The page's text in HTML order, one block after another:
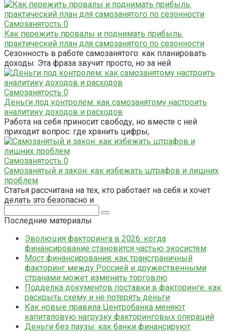
Самозанятость 0
Как пережить провалы и поднимать прибыль:
практический план для самозанятого по сезонности
Сезонность в работе самозанятого: как планировать
доходы. Эта фраза звучит просто, но за ней
Самозанятость 0
Деньги под контролем: как самозанятому настроить
аналитику доходов и расходов
Работа на себя приносит свободу, но вместе с ней
приходит вопрос: где хранить цифры,
Самозанятость 0
Самозанятый и закон: как избежать штрафов и лишних
проблем
Статья рассчитана на тех, кто работает на себя и хочет
делать это безопасно и
Последние материалы
Эволюция факторинга в 2026: когда
финансирование становится частью экосистем
Мост финансирования: как трансграничный
факторинг между Россией и дружественными
странами может изменить торговлю
Подделка документов поставки в факторинге: как
раскрыть схему и не потерять деньги
Как новые правила Центробанка меняют
капиталовую нагрузку факторинговых операций
Деньги без паузы: как банки финансируют